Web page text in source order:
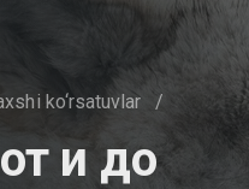
ko‘rsatuvlar /
и до